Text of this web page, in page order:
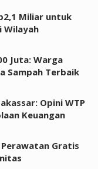
Miliar untuk
Wilayah
Juta: Warga
Sampah Terbaik
Opini WTP
Keuangan
Gratis